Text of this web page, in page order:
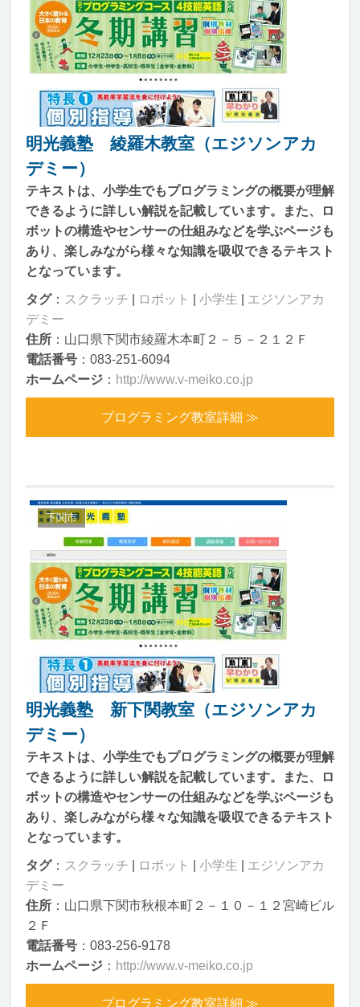
明光義塾 綾羅木教室（エジソンアカ
デミー）
テキストは、小学生でもプログラミングの概要が理解
できるように詳しい解説を記載しています。また、ロ
ボットの構造やセンサーの仕組みなどを学ぶページも
あり、楽しみながら様々な知識を吸収できるテキスト
となっています。
タグ： スクラッチ ロボット 小学生
エジソンアカ
デミー
住所 ：山口県下関市綾羅木本町２－５－２１２Ｆ
電話番号 ：083-251-6094
ホームページ ： http://www.v-meiko.co.jp
プログラミング教室詳細 ≫
下関市
明光義塾 新下関教室（エジソンアカ
デミー）
テキストは、小学生でもプログラミングの概要が理解
できるように詳しい解説を記載しています。また、ロ
ボットの構造やセンサーの仕組みなどを学ぶページも
あり、楽しみながら様々な知識を吸収できるテキスト
となっています。
タグ： スクラッチ ロボット 小学生
エジソンアカ
デミー
住所 ：山口県下関市秋根本町２－１０－１２宮崎ビル
２Ｆ
電話番号 ：083-256-9178
ホームページ ： http://www.v-meiko.co.jp
プログラミング教室詳細 ≫